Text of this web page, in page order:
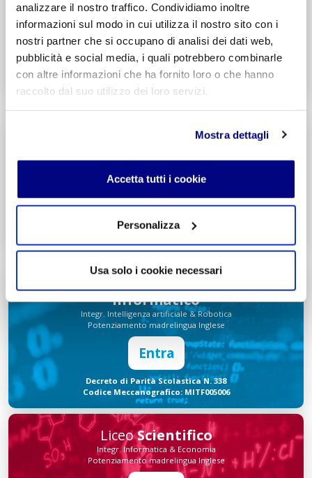
analizzare il nostro traffico. Condividiamo inoltre
informazioni sul modo in cui utilizza il nostro sito con i
nostri partner che si occupano di analisi dei dati web,
pubblicità e social media, i quali potrebbero combinarle
con altre informazioni che ha fornito loro o che hanno
raccolto dal suo utilizzo dei loro servizi.
Mostra dettagli
Accetta tutti i cookie
Personalizza
Usa solo i cookie necessari
Integr. Psicologia & Sociologia
Potenziamento madrelingua Inglese
Entra
Decreto di Parità Scolastica N. 2684
Codice Meccanografico: MIPMRI500E
Tecnico Economico
Integr. Marketing & Comunicazione
Potenziamento madrelingua Inglese
Entra
Decreto di Parità Scolastica N. 1139
Informatico
Integr. Intelligenza artificiale & Robotica
Potenziamento madrelingua Inglese
Entra
Decreto di Parità Scolastica N. 338
Codice Meccanografico: MITF005006
LiceoScientifico
Integr. Informatica & Economia
Potenziamento madrelingua Inglese